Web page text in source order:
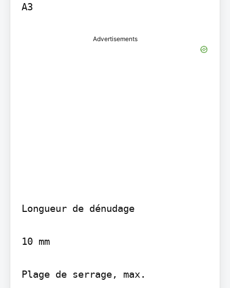
A3
Advertisements
Longueur de dénudage
10 mm
Plage de serrage, max.